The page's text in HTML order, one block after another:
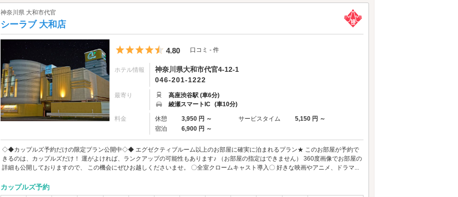
神奈川県 大和市代官
シーラブ 大和店
5つ星のうち4.5
4.80 口コミ - 件
ホテル情報
神奈川県大和市代官4-12-1
046-201-1222
最寄り
高座渋谷駅 (車6分)
綾瀬スマートIC (車10分)
料金 休憩 3,950 円 ～ サービスタイム
5,150 円 ～
宿泊
6,900 円 ～
◇◆カップルズ予約だけの限定プラン公開中◇◆ エグゼクティブルーム以上のお部屋に確実に泊まれるプラン★ このお部屋が予約で
きるのは、カップルズだけ！ 運がよければ、ランクアップの可能性もあります♪ （お部屋の指定はできません） 360度画像でお部屋の
詳細も公開しておりますので、 この機会にぜひお越しくださいませ。 〇全室クロームキャスト導入〇 好きな映画やアニメ、ドラマ...
カップルズ予約